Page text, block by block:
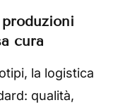
cura
la logistica
qualità,